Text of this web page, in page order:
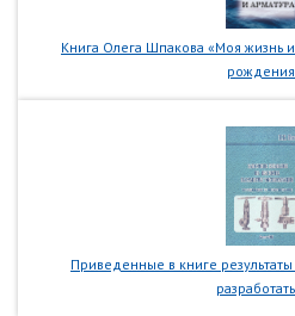
Книга Олега Шпакова «Моя жизнь
Приведенные в книге
разработать